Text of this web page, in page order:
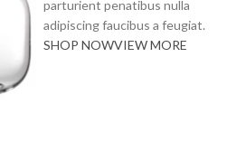
parturient penatibus nulla
adipiscing faucibus a feugiat.
SHOP NOWVIEW MORE